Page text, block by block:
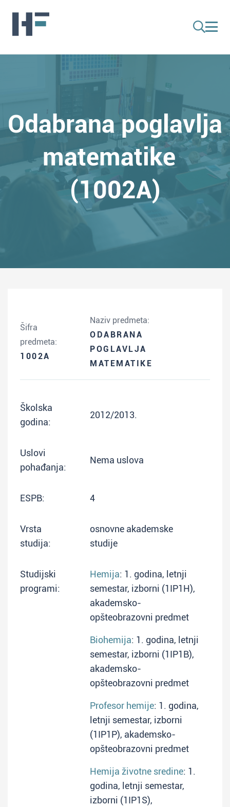
Odabrana poglavlja
matematike
(1002A)
Šifra
predmeta:
1002A
Naziv predmeta:
ODABRANA
POGLAVLJA
MATEMATIKE
Školska
godina:
2012/2013.
Uslovi
pohađanja:
Nema uslova
ESPB: 4
Vrsta
studija:
osnovne akademske
studije
Studijski
programi:
Hemija: 1. godina, letnji
semestar, izborni (1IP1H),
akademsko-
opšteobrazovni predmet
Biohemija: 1. godina, letnji
semestar, izborni (1IP1B),
akademsko-
opšteobrazovni predmet
Profesor hemije: 1. godina,
letnji semestar, izborni
(1IP1P), akademsko-
opšteobrazovni predmet
Hemija životne sredine: 1.
godina, letnji semestar,
izborni (1IP1S),